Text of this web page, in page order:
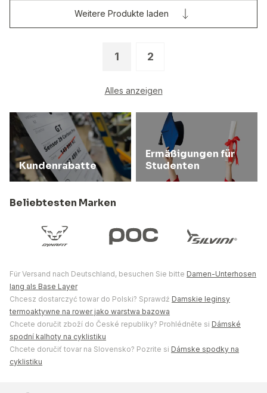
1 2
Alles anzeigen
Weitere Produkte laden
Kundenrabatte
Ermäßigungen für
Studenten
Beliebtesten Marken
Für Versand nach Deutschland, besuchen Sie bitte Damen-Unterhosen
lang als Base Layer
Chcesz dostarczyć towar do Polski? Sprawdź Damskie leginsy
termoaktywne na rower jako warstwa bazowa
Chcete doručit zboží do České republiky? Prohlédněte si Dámské
spodní kalhoty na cyklistiku
Chcete doručiť tovar na Slovensko? Pozrite si Dámske spodky na
cyklistiku